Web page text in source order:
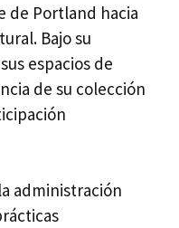
de Portland hacia
Bajo su
espacios de
de su colección
administración